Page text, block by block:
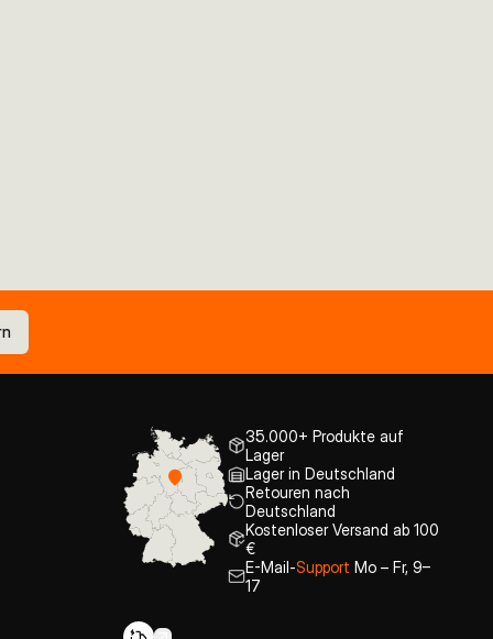
35.000+ Produkte auf
Lager
Lager in Deutschland
Retouren nach
Deutschland
Kostenloser Versand ab 100
€
E-Mail-Support Mo – Fr, 9–
17